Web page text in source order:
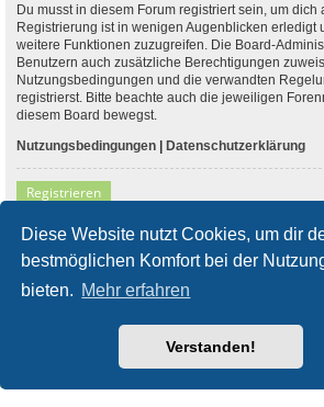
Diese Website nutzt Cookies, um dir
bestmöglichen Komfort bei der
bieten. Mehr erfahren
Verstanden!
Du musst in diesem Forum registriert sein, um
Registrierung ist in wenigen Augenblicken erledigt
weitere Funktionen zuzugreifen. Die Board-
Benutzern auch zusätzliche Berechtigungen
Nutzungsbedingungen und die verwandten
registrierst. Bitte beachte auch die jeweiligen
diesem Board bewegst.
Nutzungsbedingungen | Datenschutzerklärung
Registrieren
Powered by phpBB® Forum Software © phpBB Limited
Mazeltof2017
Nutzungsbedingungen